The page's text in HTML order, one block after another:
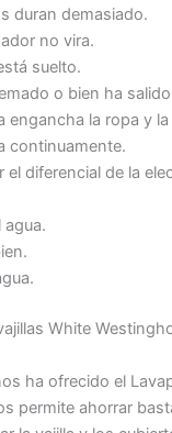
duran demasiado.
no vira.
suelto.
o bien ha
engancha la ropa y
continuamente.
el diferencial de la
agua.
White
ha ofrecido el
permite ahorrar